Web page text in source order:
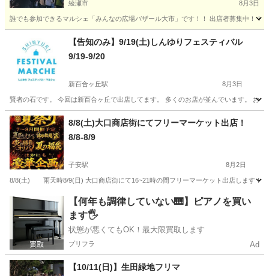
綾瀬市 8月3日
誰でも参加できるマルシェ「みんなの広場バザール大市」です！！ 出店者募集中！
フリーマーケット キッチンカー
【告知のみ】9/19(土)しんゆりフェスティバル
9/19-9/20
新百合ヶ丘駅 8月3日
賢者の石です。 今回は新百合ヶ丘で出店してます。 多くのお店が並んでいます。 お
神奈川 川崎市 新百合ヶ丘駅 フリーマーケット
フェスティバル
8/8(土)大口商店街にてフリーマーケット出店！
8/8-8/9
子安駅 8月2日
8/8(土) 雨天時8/9(日) 大口商店街にて16~21時の間フリーマーケット出店します！
神奈川 子安駅 フリーマーケット 夏祭り
【何年も調律していない🎹】ピアノを買い
ます🖐️
状態が悪くてもOK！最大限買取します
プリフラ Ad
【10/11(日)】生田緑地フリマ